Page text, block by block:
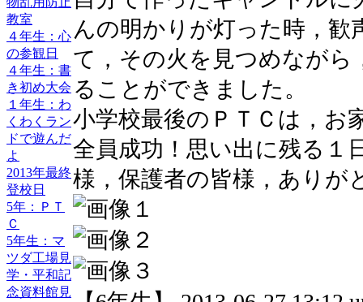
教室
４年生：心
の参観日
４年生：書
き初め大会
１年生：わ
くわくラン
ドで遊んだ
よ
2013年最終
登校日
5年：ＰＴ
Ｃ
5年生：マ
ツダ工場見
学・平和記
念資料館見
んの明かりが灯った時，
て，その火を見つめなが
ることができました。
小学校最後のＰＴＣは，お
全員成功！思い出に残る１
様，保護者の皆様，ありが